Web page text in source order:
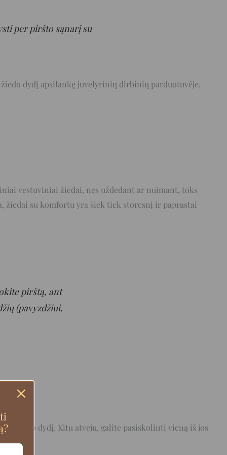
per piršto sąnarį su
dydį apsilankę juvelyrinių dirbinių parduotuvėje.
vestuviniai žiedai, nes uždedant ar nuimant, toks
žiedai su komfortu yra šiek tiek storesnį ir paprastai
pirštą, ant
(pavyzdžiui,
piršto dydį. Kitu atveju, galite pasiskolinti vieną iš jos